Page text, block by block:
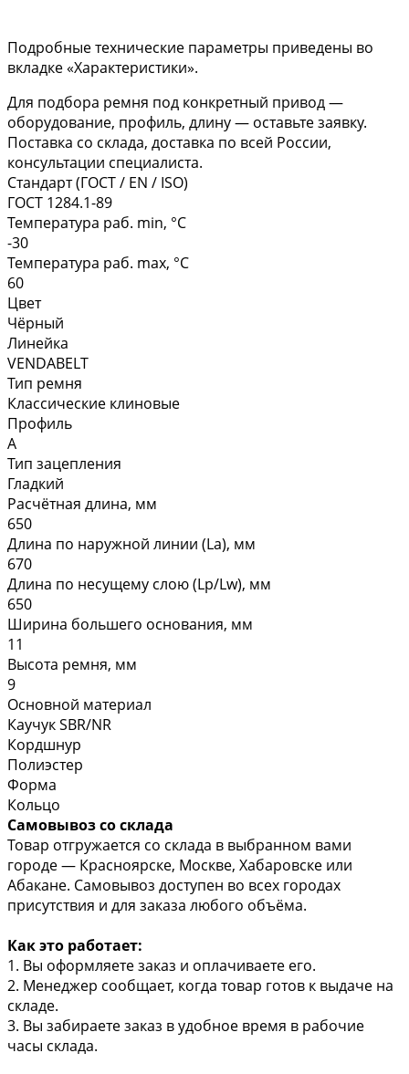
Подробные технические параметры приведены во
вкладке «Характеристики».
Для подбора ремня под конкретный привод —
оборудование, профиль, длину — оставьте заявку.
Поставка со склада, доставка по всей России,
консультации специалиста.
Стандарт (ГОСТ / EN / ISO)
ГОСТ 1284.1-89
Температура раб. min, °C
-30
Температура раб. max, °C
60
Цвет
Чёрный
Линейка
VENDABELT
Тип ремня
Классические клиновые
Профиль
A
Тип зацепления
Гладкий
Расчётная длина, мм
650
Длина по наружной линии (La), мм
670
Длина по несущему слою (Lp/Lw), мм
650
Ширина большего основания, мм
11
Высота ремня, мм
9
Основной материал
Каучук SBR/NR
Кордшнур
Полиэстер
Форма
Кольцо
Самовывоз со склада
Товар отгружается со склада в выбранном вами
городе — Красноярске, Москве, Хабаровске или
Абакане. Самовывоз доступен во всех городах
присутствия и для заказа любого объёма.
Как это работает:
1. Вы оформляете заказ и оплачиваете его.
2. Менеджер сообщает, когда товар готов к выдаче на
складе.
3. Вы забираете заказ в удобное время в рабочие
часы склада.